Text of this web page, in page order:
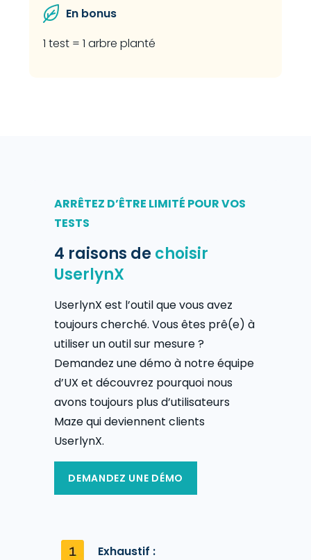
En bonus
1 test = 1 arbre planté
ARRÊTEZ D’ÊTRE LIMITÉ POUR VOS
TESTS
4 raisons dechoisir
UserlynX
UserlynX est l’outil que vous avez
toujours cherché. Vous êtes prê(e) à
utiliser un outil sur mesure ?
Demandez une démo à notre équipe
d’UX et découvrez pourquoi nous
avons toujours plus d’utilisateurs
Maze qui deviennent clients
UserlynX.
DEMANDEZ UNE DÉMO
Exhaustif :